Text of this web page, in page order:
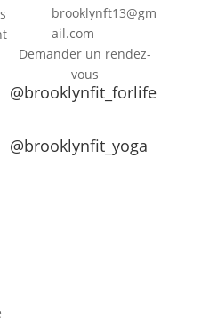
brooklynft13@gm
ail.com
Demander un rendez-
vous
@brooklynfit_forlife
@brooklynfit_yoga